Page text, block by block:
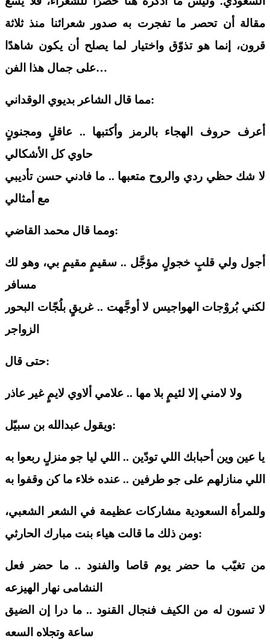
مقالة أن تحصر ما تفجرت به صدورشعرائنا منذ ثلاثة
قرون،
إنما هو تذوّق واختيار لما يصلح أن يكون شاهدًا
على جمال هذا الفن…
مما قال الشاعر بديوي الوقداني :
أعرف حروف الهجاء بالرمز وأكتبها .. عاقلٍ ومجنونٍ
حاوي كل الأشكالي
لا شك حظي ردي والروح متعبها .. ما فادني حسن تأديبي
مع أمثالي
ومما قال محمد القاضي :
أجول ولي قلبٍ خجولٍ مؤجَّل .. سقيمٍ مقيمٍ بي، وهو لك
مسافر
لكني بُروْجات الهواجيس لا أوجَّهت .. غريقٍ بلُجّات البحور
الزواجر
حتى قال:
ولا لامني إلا لئيمٍ بلا مها .. علامي ألاوي لايمٍ غير عاذر
ويقول عبدالله بن سبيل :
يا عين وين أحبابك اللي تودّين .. اللي ليا جو منزلٍ ربعوا به
اللي منازلهم على جو طرفين .. عنده خلاء ما كن وقفوا به
وللمرأة السعودية مشاركات عظيمة في الشعر الشعبي،
ومن ذلك ما قالت هياء بنت مبارك الحارثي:
من تغيب ما حضر يوم قاصا والفنود .. ما حضر فعل
النشامى نهار الهيزعه
لا تسون له من الكيف فنجال القنود .. ما درا إن الضيق
ساعة وتجلاه السعه